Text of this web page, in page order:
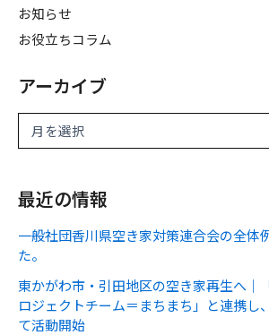
お知らせ
お役立ちコラム
アーカイブ
最近の情報
一般社団香川県空き家対策連合会の全体
た。
東かがわ市・引田地区の空き家再生へ｜
ロジェクトチーム＝まちまち」と連携し
て活動開始